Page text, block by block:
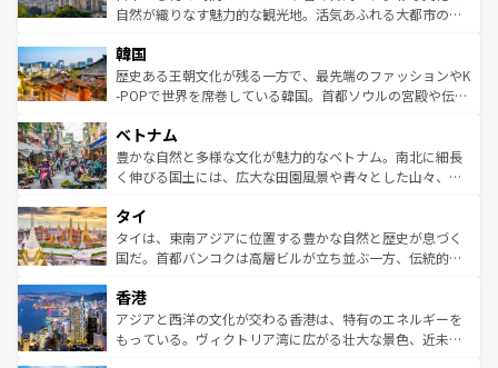
ク、伝統的なフラダンスなど、すべてがハワイの魅力を彩
ワイを、存分に味わってほしい。 なお、新着のハワイ情報
はコンテンツ一覧を参照してほしい。
ど、見どころがたくさん。また、カフェやワイン、オージ
いる。アクティビティも充実しており、サーフィンやダイ
ビング、ハイキングなど、アウトドア好きにはたまらな
い。オーストラリアの多彩な魅力を存分に味わいつくそ
参照してほしい。
自然が織りなす魅力的な観光地。活気あふれる大都市の台
ン）、静ひつな山岳地帯である台湾東部など、都市の喧騒
と山間の静けさが共存しており、訪れる人に新しい発見と
驚きをもたらしてくれる。また、奥深い台湾の食文化も魅
容にもいいと評判のスイーツなど、バラエティ豊かな料理
が味わえる。 なお、新着の台湾情報は コンテンツ一覧を参
照してほしい。
韓国
歴史ある王朝文化が残る一方で、最先端のファッションやK
-POPで世界を席巻している韓国。首都ソウルの宮殿や伝統
き、地方に足を延ばせば四季折々の自然美を楽しむことが
できる。そして、キムチや焼肉、絶品のストリートフード
まで、さまざまな韓国料理が待っている。夜には、韓国な
リティに包まれながら、韓国の多彩な魅力を心ゆくまで味
わってみてほしい。 なお、新着の韓国情報はコンテンツ一
覧を参照してほしい。
ベトナム
豊かな自然と多様な文化が魅力的なベトナム。南北に細長
く伸びる国土には、広大な田園風景や青々とした山々、世
急速な発展と共に伝統が息づく。ハノイの古い町並みやホ
ーチミン市のフランス統治時代の建物も、独特の雰囲気を
醸し出している。また、バラエティの豊かさとおいしさで
とつ。フォーやバインミー、ベトナムコーヒーなどは、ぜ
ひ現地で味わいたい。どの地域を訪れてもあたたかい人々
が旅行者を迎えてくれるので、きっと忘れられない旅にな
タイ
タイは、東南アジアに位置する豊かな自然と歴史が息づく
国だ。首都バンコクは高層ビルが立ち並ぶ一方、伝統的な
の活気が交差している。北部ではチェンマイなどの山岳地
帯で自然と触れ合い、南部ではプーケットやクラビの美し
いビーチでリゾート気分を楽しむことができる。タイ料理
香港
アジアと西洋の文化が交わる香港は、特有のエネルギーを
もっている。ヴィクトリア湾に広がる壮大な景色、近未来